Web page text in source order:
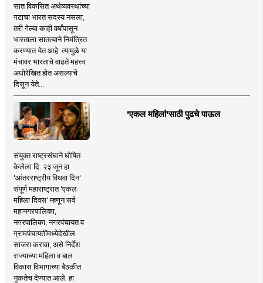
सात विकसित अर्थव्यवस्थांच्या
गटाचा भारत सदस्य नसला,
तरी गेल्या काही वर्षांपासून
भारताला सातत्याने निमंत्रित
करण्यात येत आहे. त्यामुळे या
मंचावर भारताचे वाढते महत्त्व
अधोरेखित होत असल्याचे
दिसून येते...
'एकल महिलां'साठी पुढचे पाऊल
संयुक्त राष्ट्रसंघाने घोषित
केलेला दि. २३ जून हा
'आंतरराष्ट्रीय विधवा दिन'
संपूर्ण महाराष्ट्रात 'एकल
महिला दिवस' म्हणून सर्व
महानगरपालिका,
नगरपालिका, नगरपंचायत व
ग्रामपंचायतींमध्येदेखील
साजरा करावा, असे निर्देश
राज्याच्या महिला व बाल
विकास विभागाच्या बैठकीत
नुकतेच देण्यात आले. हा